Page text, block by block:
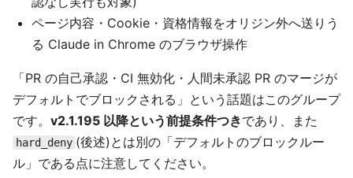
ページ内容・Cookie・資格情報をオリジン外へ送りう
る Claude in Chrome のブラウザ操作
「PR の自己承認・CI 無効化・人間未承認 PR のマージが
デフォルトでブロックされる」という話題はこのグループ
です。 v2.1.195 以降という前提条件つきであり、また
hard_deny (後述)とは別の「デフォルトのブロックルー
ル」である点に注意してください。